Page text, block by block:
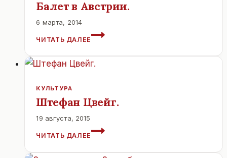
Балет в Австрии.
6 марта, 2014
ЧИТАТЬ ДАЛЕЕ
БАЛЕТ
КУЛЬТУРА
Штефан Цвейг.
19 августа, 2015
ЧИТАТЬ ДАЛЕЕ
ШТЕФАН